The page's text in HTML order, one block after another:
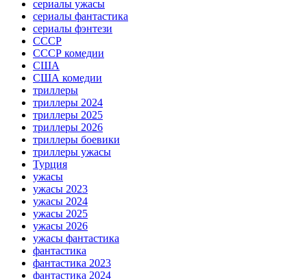
сериалы ужасы
сериалы фантастика
сериалы фэнтези
СССР
СССР комедии
США
США комедии
триллеры
триллеры 2024
триллеры 2025
триллеры 2026
триллеры боевики
триллеры ужасы
Турция
ужасы
ужасы 2023
ужасы 2024
ужасы 2025
ужасы 2026
ужасы фантастика
фантастика
фантастика 2023
фантастика 2024